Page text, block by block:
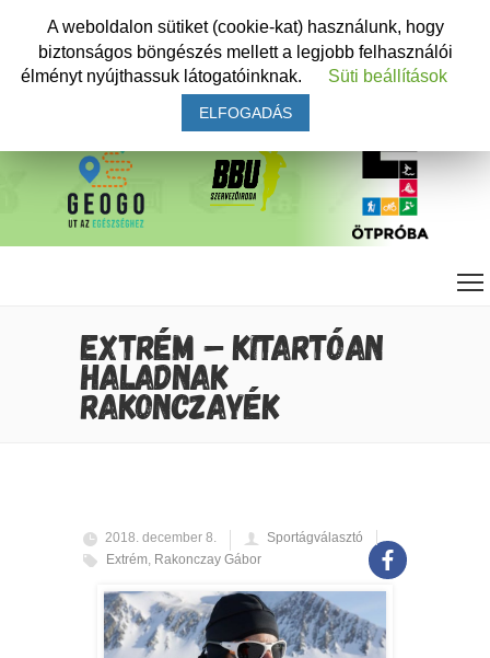
EXTRÉM – KITARTÓAN
HALADNAK
RAKONCZAYÉK
2018. december 8.
Sportágválasztó
Extrém, Rakonczay Gábor
A weboldalon sütiket (cookie-kat) használunk, hogy
biztonságos böngészés mellett a legjobb felhasználói
élményt nyújthassuk látogatóinknak.
Süti beállítások
ELFOGADÁS